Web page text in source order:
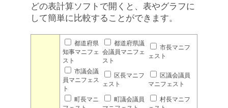
どの表計算ソフトで開くと、表やグラフに
して簡単に比較することができます。
都道府県
知事マニフェ
スト
都道府県議
会議員マニフェ
スト
市長マニフ
ェスト
市議会議
員マニフェス
ト
区長マニフ
ェスト
区議会議員
マニフェスト
町長マニ
町議会議員
村長マニフ